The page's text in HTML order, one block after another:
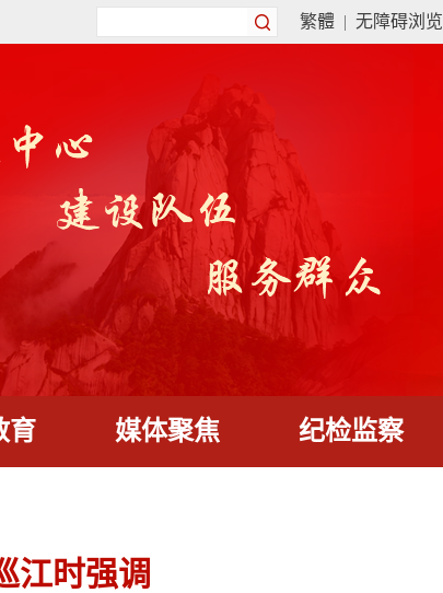
繁體 | 无障碍浏览
育 媒体聚焦 纪检监察
江时强调